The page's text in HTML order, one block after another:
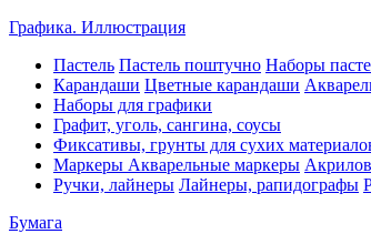
Графика. Иллюстрация
Пастель Пастель поштучно Наборы
Карандаши Цветные карандаши
Наборы для графики
Графит, уголь, сангина, соусы
Фиксативы, грунты для сухих
Маркеры Акварельные маркеры
Ручки, лайнеры Лайнеры, рапидографы
Бумага